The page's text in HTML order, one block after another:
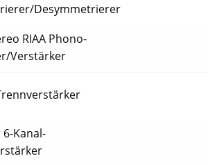
Desymmetrierer
RIAA Phono-
Verstärker
6-Kanal-